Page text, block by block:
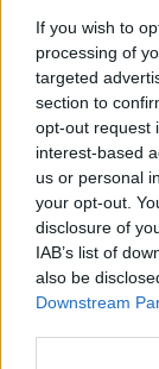
If you wish to
processing of
targeted
section to
opt-out request
interest-based
us or personal
your opt-out.
disclosure of
IAB’s list of
also be
Downstream